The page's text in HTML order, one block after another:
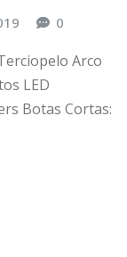
0
Arco
LED
Botas Cortas: